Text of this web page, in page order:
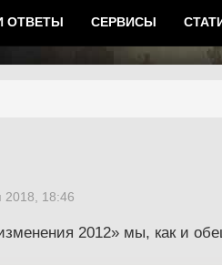
ОТВЕТЫ СЕРВИСЫ
2018, 18:46
2012» мы, как и